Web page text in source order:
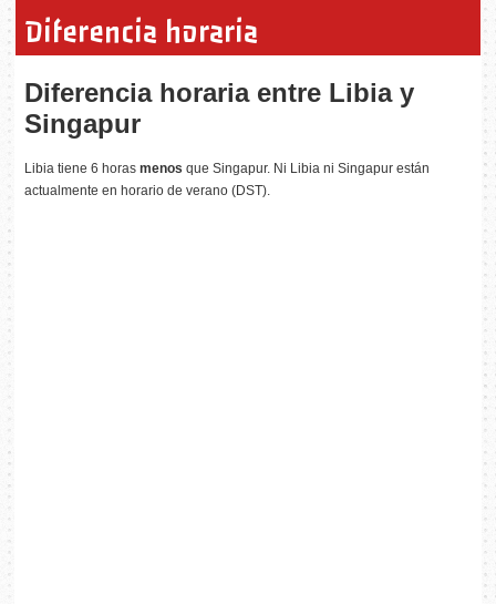
Diferencia horaria
Diferencia horaria entre Libia y
Singapur
Libia tiene 6 horasmenos que Singapur. Ni Libia ni Singapur están
actualmente en horario de verano (DST).